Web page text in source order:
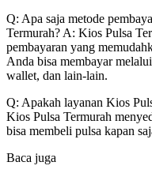
Q: Apa saja metode
Termurah? A: Kios Pulsa
pembayaran yang
Anda bisa membayar
wallet, dan lain-lain.
Q: Apakah layanan Kios
Kios Pulsa Termurah
bisa membeli pulsa kapan
Baca juga